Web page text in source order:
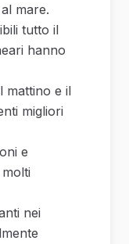
mare.
tutto il
hanno
mattino e il
migliori
e
nei